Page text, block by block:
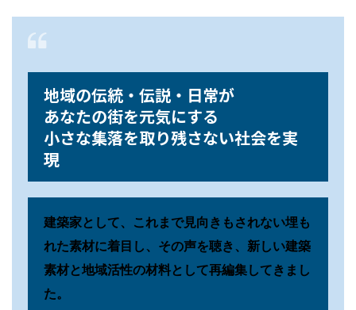
地域の伝統・伝説・日常が
あなたの街を元気にする
小さな集落を取り残さない社会を実
現
建築家として、これまで見向きもされない埋も
れた素材に着目し、その声を聴き、新しい建築
素材と地域活性の材料として再編集してきまし
た。